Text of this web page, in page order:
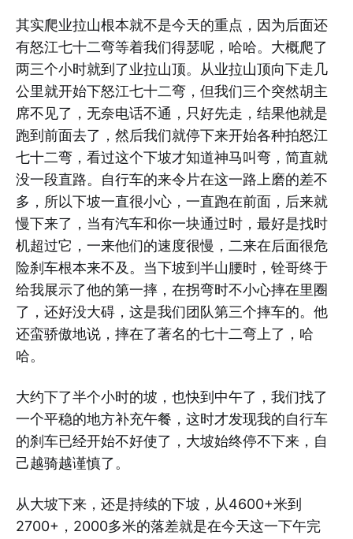
其实爬业拉山根本就不是今天的重点，因为后面还
有怒江七十二弯等着我们得瑟呢，哈哈。大概爬了
两三个小时就到了业拉山顶。从业拉山顶向下走几
公里就开始下怒江七十二弯，但我们三个突然胡主
席不见了，无奈电话不通，只好先走，结果他就是
跑到前面去了，然后我们就停下来开始各种拍怒江
七十二弯，看过这个下坡才知道神马叫弯，简直就
没一段直路。自行车的来令片在这一路上磨的差不
多，所以下坡一直很小心，一直跑在前面，后来就
慢下来了，当有汽车和你一块通过时，最好是找时
机超过它，一来他们的速度很慢，二来在后面很危
险刹车根本来不及。当下坡到半山腰时，铨哥终于
给我展示了他的第一摔，在拐弯时不小心摔在里圈
了，还好没大碍，这是我们团队第三个摔车的。他
还蛮骄傲地说，摔在了著名的七十二弯上了，哈
哈。
大约下了半个小时的坡，也快到中午了，我们找了
一个平稳的地方补充午餐，这时才发现我的自行车
的刹车已经开始不好使了，大坡始终停不下来，自
己越骑越谨慎了。
从大坡下来，还是持续的下坡，从4600+米到
2700+，2000多米的落差就是在今天这一下午完